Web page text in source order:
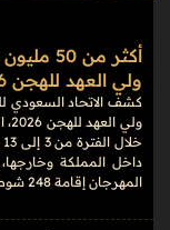
ولي العهد للهجن 2026 بالطائف
كشف الاتحاد السعودي
المهرجان إقامة 248 شوطًا على مدار 11 يومًا، […]